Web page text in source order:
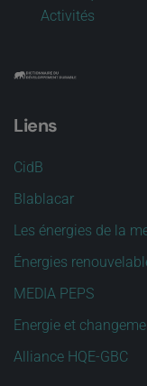
Activités
Liens
CidB
Blablacar
Les énergies de la
Énergies
MEDIA PEPS
Energie et
Alliance HQE-GBC